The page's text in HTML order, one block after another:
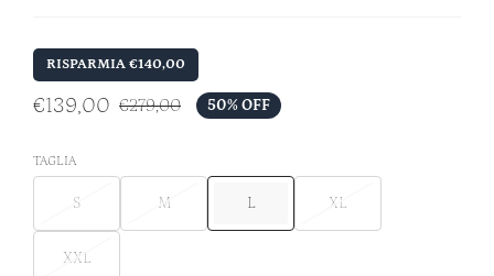
RISPARMIA €140,00
€139,00 €279,00 50% OFF
TAGLIA
S M L XL
XXL